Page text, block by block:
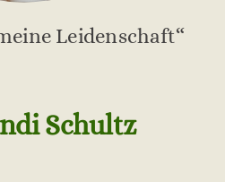
Leidenschaft“
Schultz